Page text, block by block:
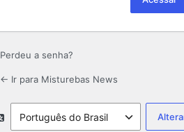
Perdeu a senha?
← Ir para Misturebas News
Idioma